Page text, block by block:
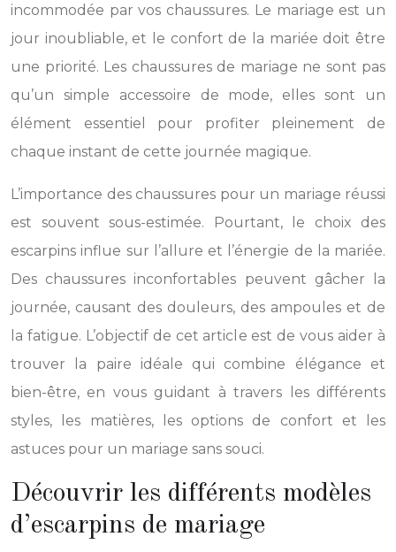
incommodée par vos chaussures. Le mariage est un
jour inoubliable, et le confort de la mariée doit être
une priorité. Les chaussures de mariage ne sont pas
qu’un simple accessoire de mode, elles sont un
élément essentiel pour profiter pleinement de
chaque instant de cette journée magique.
L’importance des chaussures pour un mariage réussi
est souvent sous-estimée. Pourtant, le choix des
escarpins influe sur l’allure et l’énergie de la mariée.
Des chaussures inconfortables peuvent gâcher la
journée, causant des douleurs, des ampoules et de
la fatigue. L’objectif de cet article est de vous aider à
trouver la paire idéale qui combine élégance et
bien-être, en vous guidant à travers les différents
styles, les matières, les options de confort et les
astuces pour un mariage sans souci.
Découvrir les différents modèles
d’escarpins de mariage